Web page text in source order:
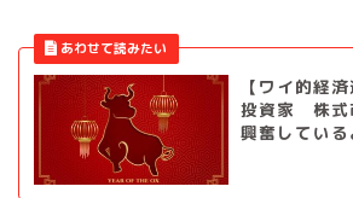
【ワイ的経
投資家 株式
興奮してい